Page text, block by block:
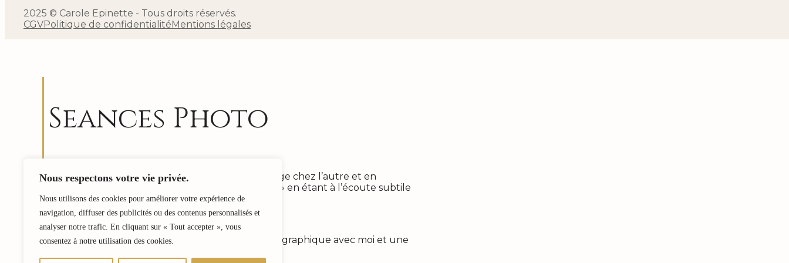
Nous respectons votre vie privée.
Nous utilisons des cookies pour améliorer votre expérience de
navigation, diffuser des publicités ou des contenus personnalisés et
analyser notre trafic. En cliquant sur « Tout accepter », vous
consentez à notre utilisation des cookies.
2025 © Carole Epinette - Tous droits réservés.
CGVPolitique de confidentialité Mentions légales
Seances Photo
Me rendre disponible, être attentive à ce qui émerge chez l’autre et en
témoigner. Être comme une sorte de « révélateur » en étant à l’écoute subtile
de Qui est l’autre, de ce qui l’anime….
J’aime tant m’ouvrir à cela…et laisser faire.
Si vous aussi, vous souhaitez une rencontre photographique avec moi et une